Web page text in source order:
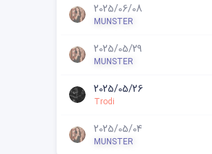
2025/06/08
MUNSTER
2025/05/29
MUNSTER
2025/05/26
Trodi
2025/05/04
MUNSTER